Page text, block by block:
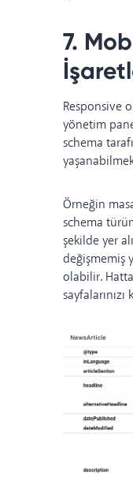
7.
Responsive
yönetim
schema
Örneğin
schema
şekilde yer
değişmemiş
olabilir.